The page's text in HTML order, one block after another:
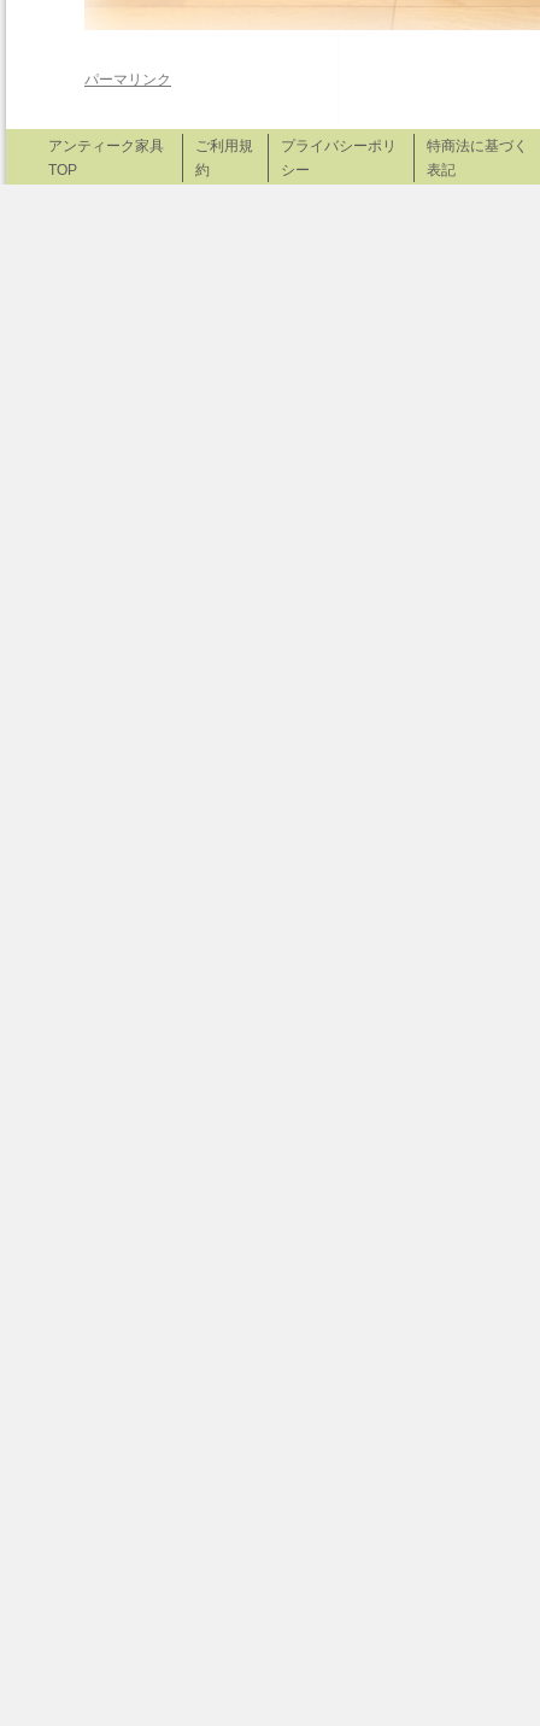
パーマリンク
アンティーク家具
TOP
ご利用規
約
プライバシーポリ
シー
特商法に基づく
表記